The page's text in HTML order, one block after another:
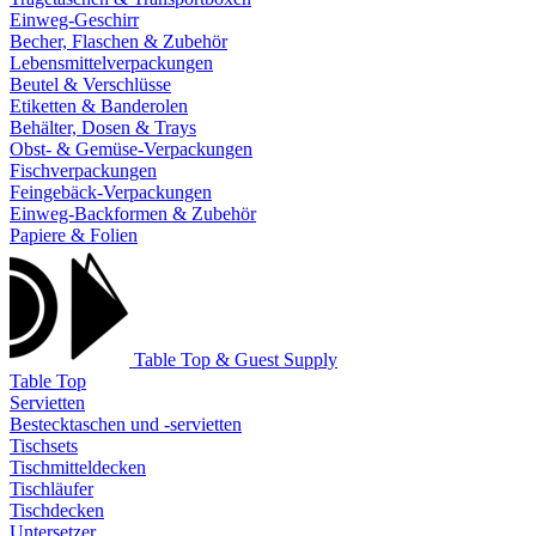
Einweg-Geschirr
Becher, Flaschen & Zubehör
Lebensmittelverpackungen
Beutel & Verschlüsse
Etiketten & Banderolen
Behälter, Dosen & Trays
Obst- & Gemüse-Verpackungen
Fischverpackungen
Feingebäck-Verpackungen
Einweg-Backformen & Zubehör
Papiere & Folien
Table Top & Guest Supply
Table Top
Servietten
Bestecktaschen und -servietten
Tischsets
Tischmitteldecken
Tischläufer
Tischdecken